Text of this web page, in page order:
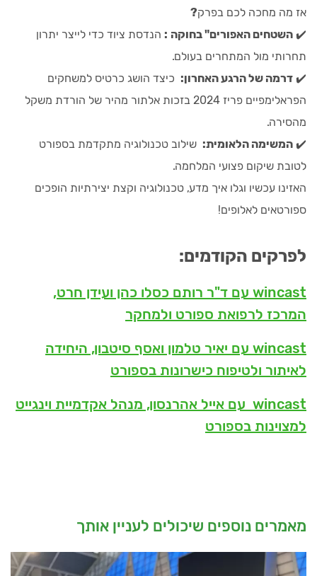
אז מה מחכה לכם בפרק?
✔️ השטחים האפורים" בחוקה : הנדסת ציוד כדי לייצר יתרון
תחרותי מול המתחרים בעולם.
✔️ דרמה של הרגע האחרון: כיצד הושג כרטיס למשחקים
הפראלימפיים פריז 2024 בזכות אלתור מהיר של הורדת משקל
מהסירה.
✔️ המשימה הלאומית: שילוב טכנולוגיה מתקדמת בספורט
לטובת שיקום פצועי המלחמה.
האזינו עכשיו וגלו איך מדע, טכנולוגיה וקצת יצירתיות הופכים
ספורטאים לאלופים!
לפרקים הקודמים:
wincast עם ד"ר רותם כסלו כהן ועידן חרט,
המרכז לרפואת ספורט ולמחקר
wincast עם יאיר טלמון ואסף סיטבון, היחידה
לאיתור ולטיפוח כישרונות בספורט
wincast עם אייל אהרנסון, מנהל אקדמיית וינגייט
למצוינות בספורט
מאמרים נוספים שיכולים לעניין אותך